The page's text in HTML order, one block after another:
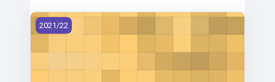
FZS/JA1 - Odborný jazyk anglický 1 (2021)
2021/22